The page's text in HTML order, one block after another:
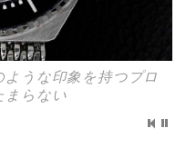
うな印象を持つプロ
まらない